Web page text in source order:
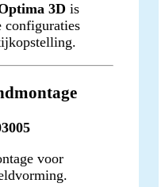
3D is
configuraties
voor